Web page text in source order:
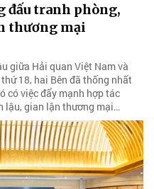
đấu tranh phòng,
thương mại
giữa Hải quan Việt Nam và
18, hai Bên đã thống nhất
có việc đẩy mạnh hợp tác
lậu, gian lận thương mại…